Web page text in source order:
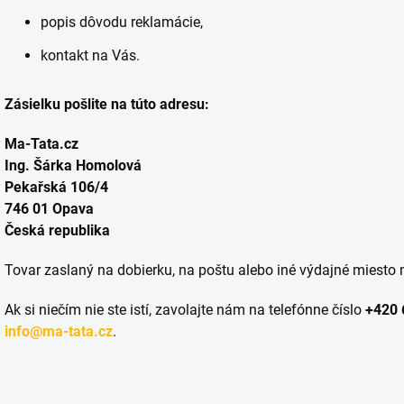
popis dôvodu reklamácie,
kontakt na Vás.
Zásielku pošlite na túto adresu:
Ma-Tata.cz
Ing. Šárka Homolová
Pekařská 106/4
746 01 Opava
Česká republika
Tovar zaslaný na dobierku, na poštu alebo iné výdajné miesto
Ak si niečím nie ste istí, zavolajte nám na telefónne číslo +420
info@ma-tata.cz.